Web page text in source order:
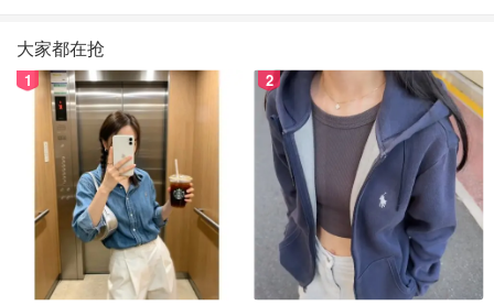
大家都在抢
1 2